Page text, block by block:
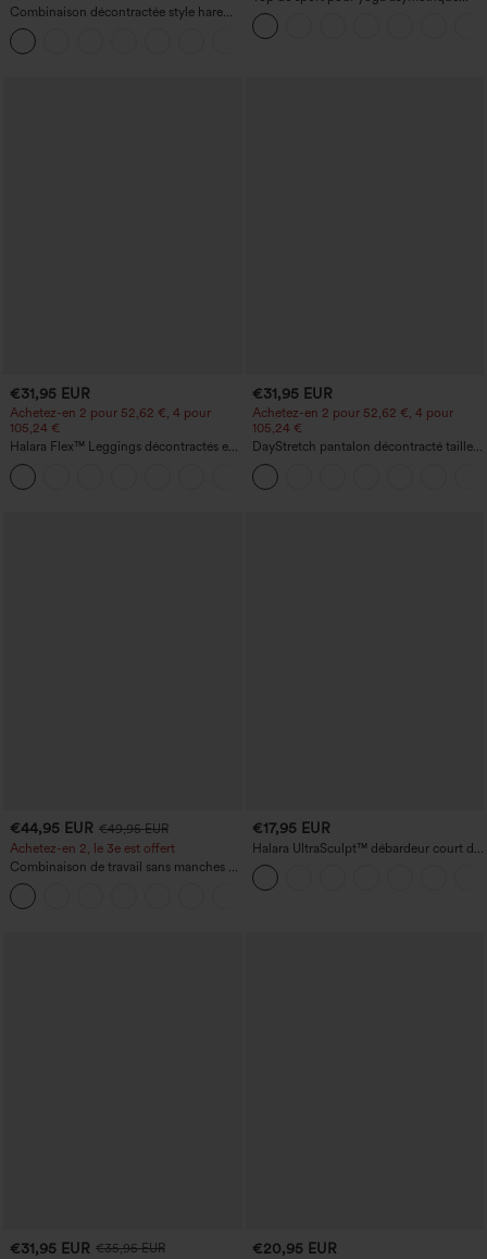
Combinaison décontractée style harem,
encolure en U et poche - Édition Easy
Peezy
(une épaule) à manches longues avec
ouverture pour le pouce, ourlet arrondi
haut-bas, séchage rapide, soutien-gorge
€31,95 EUR
Achetez-en 2 pour 52,62 €, 4 pour
105,24 €
Halara Flex™ Leggings décontractés en
jean à taille haute avec poches
€31,95 EUR
Achetez-en 2 pour 52,62 €, 4 pour
105,24 €
DayStretch pantalon décontracté taille
haute à jambe en forme de tonneau
avec poches
€44,95 EUR €49,95 EUR
Achetez-en 2, le 3e est offert
Combinaison de travail sans manches à
encolure bateau, côtés noués, toucher
frais, rayée, avec poches — Édition Easy
Peezy
€17,95 EUR
Halara UltraSculpt™ débardeur court de
yoga dos nu torsadé à bretelles doubles
€31,95 EUR €35,95 EUR
€20,95 EUR